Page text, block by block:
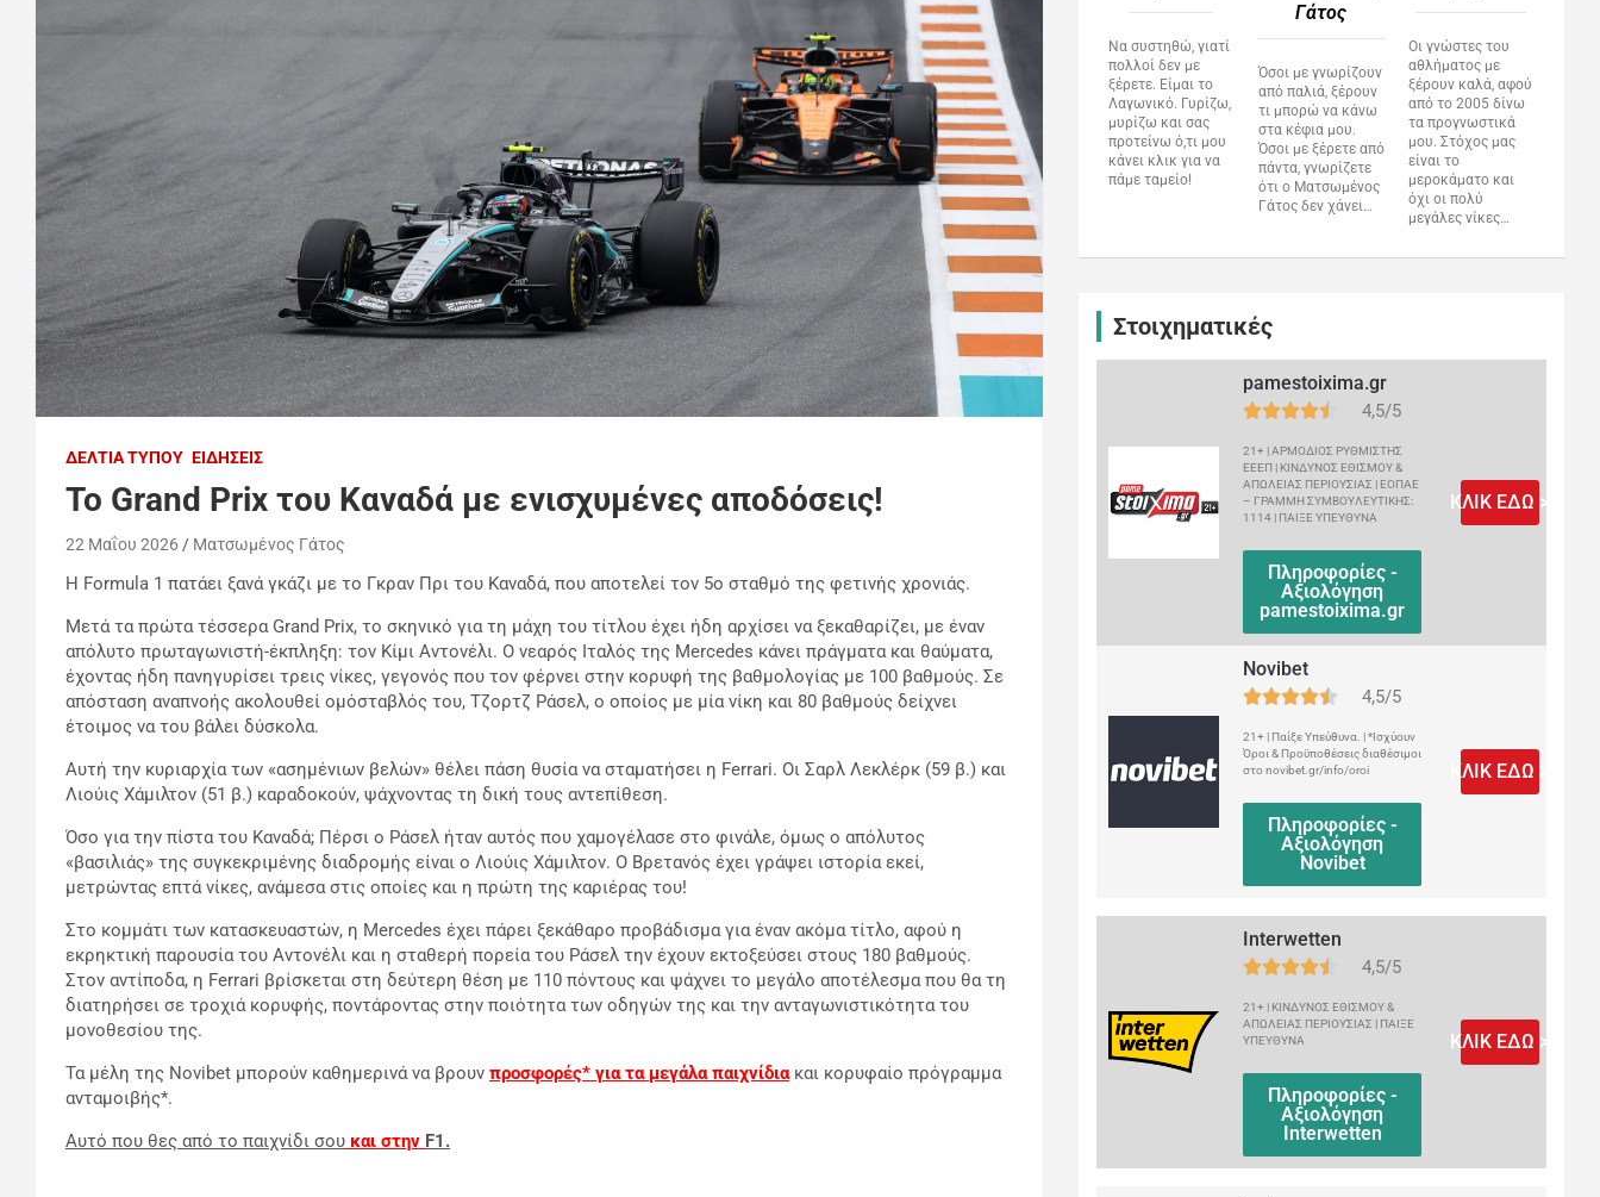
ΔΕΛΤΊΑ ΤΎΠΟΥ ΕΙΔΉΣΕΙΣ
Το Grand Prix του Καναδά με ενισχυμένες αποδόσεις!
22 Μαΐου 2026 Ματσωμένος Γάτος
Η Formula 1 πατάει ξανά γκάζι με το Γκραν Πρι του Καναδά, που αποτελεί τον 5ο σταθμό της φετινής χρονιάς.
Μετά τα πρώτα τέσσερα Grand Prix, το σκηνικό για τη μάχη του τίτλου έχει ήδη αρχίσει να ξεκαθαρίζει, με έναν
απόλυτο πρωταγωνιστή-έκπληξη: τον Κίμι Αντονέλι. Ο νεαρός Ιταλός της Mercedes κάνει πράγματα και θαύματα,
έχοντας ήδη πανηγυρίσει τρεις νίκες, γεγονός που τον φέρνει στην κορυφή της βαθμολογίας με 100 βαθμούς. Σε
απόσταση αναπνοής ακολουθεί ομόσταβλός του, Τζορτζ Ράσελ, ο οποίος με μία νίκη και 80 βαθμούς δείχνει
έτοιμος να του βάλει δύσκολα.
Αυτή την κυριαρχία των «ασημένιων βελών» θέλει πάση θυσία να σταματήσει η Ferrari. Οι Σαρλ Λεκλέρκ (59 β.) και
Λιούις Χάμιλτον (51 β.) καραδοκούν, ψάχνοντας τη δική τους αντεπίθεση.
Όσο για την πίστα του Καναδά; Πέρσι ο Ράσελ ήταν αυτός που χαμογέλασε στο φινάλε, όμως ο απόλυτος
«βασιλιάς» της συγκεκριμένης διαδρομής είναι ο Λιούις Χάμιλτον. Ο Βρετανός έχει γράψει ιστορία εκεί,
μετρώντας επτά νίκες, ανάμεσα στις οποίες και η πρώτη της καριέρας του!
Στο κομμάτι των κατασκευαστών, η Mercedes έχει πάρει ξεκάθαρο προβάδισμα για έναν ακόμα τίτλο, αφού η
εκρηκτική παρουσία του Αντονέλι και η σταθερή πορεία του Ράσελ την έχουν εκτοξεύσει στους 180 βαθμούς.
Στον αντίποδα, η Ferrari βρίσκεται στη δεύτερη θέση με 110 πόντους και ψάχνει το μεγάλο αποτέλεσμα που θα τη
διατηρήσει σε τροχιά κορυφής, ποντάροντας στην ποιότητα των οδηγών της και την ανταγωνιστικότητα του
μονοθεσίου της.
Τα μέλη της Novibet μπορούν καθημερινά να βρουν προσφορές* για τα μεγάλα παιχνίδιακαι κορυφαίο πρόγραμμα
ανταμοιβής*.
Αυτό που θες από το παιχνίδι σου και στην F1.
Να συστηθώ, γιατί
πολλοί δεν με
ξέρετε. Είμαι το
Λαγωνικό. Γυρίζω,
μυρίζω και σας
προτείνω ό,τι μου
κάνει κλικ για να
πάμε ταμείο!
Γάτος​
Όσοι με γνωρίζουν
από παλιά, ξέρουν
τι μπορώ να κάνω
στα κέφια μου.
Όσοι με ξέρετε από
πάντα, γνωρίζετε
ότι ο Ματσωμένος
Γάτος δεν χάνει…
Οι γνώστες του
αθλήματος με
ξέρουν καλά, αφού
από το 2005 δίνω
τα προγνωστικά
μου. Στόχος μας
είναι το
μεροκάματο και
όχι οι πολύ
μεγάλες νίκες…
Στοιχηματικές
pamestoixima.gr
4,5/5
21+ | ΑΡΜΟΔΙΟΣ ΡΥΘΜΙΣΤΗΣ
ΕΕΕΠ | ΚΙΝΔΥΝΟΣ ΕΘΙΣΜΟΥ &
ΑΠΩΛΕΙΑΣ ΠΕΡΙΟΥΣΙΑΣ | ΕΟΠΑΕ
– ΓΡΑΜΜΗ ΣΥΜΒΟΥΛΕΥΤΙΚΗΣ:
1114 | ΠΑΙΞΕ ΥΠΕΥΘΥΝΑ
Πληροφορίες -
Αξιολόγηση
pamestoixima.gr
ΚΛΙΚ ΕΔΩ >
Novibet
4,5/5
21+ | Παίξε Υπεύθυνα. | *Ισχύουν
Όροι & Προϋποθέσεις διαθέσιμοι
στο novibet.gr/info/oroi
Πληροφορίες -
Αξιολόγηση
Novibet
ΚΛΙΚ ΕΔΩ >
Interwetten
4,5/5
21+ | ΚΙΝΔΥΝΟΣ ΕΘΙΣΜΟΥ &
ΑΠΩΛΕΙΑΣ ΠΕΡΙΟΥΣΙΑΣ | ΠΑΙΞΕ
ΥΠΕΥΘΥΝΑ
Πληροφορίες -
Αξιολόγηση
Interwetten
ΚΛΙΚ ΕΔΩ >